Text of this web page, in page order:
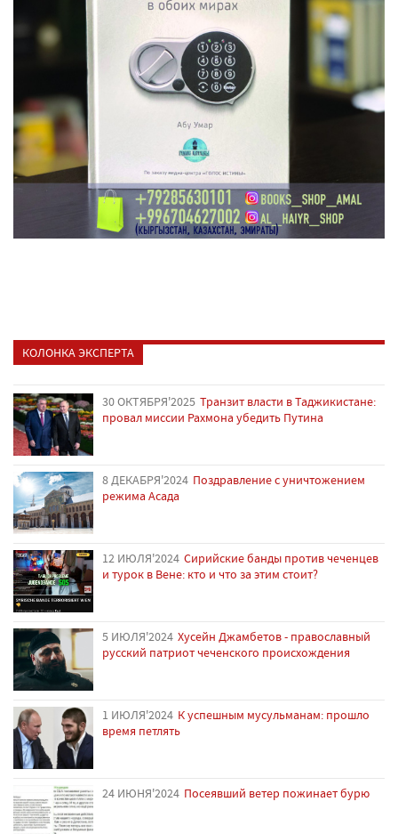
КОЛОНКА ЭКСПЕРТА
30 ОКТЯБРЯ'2025 Транзит власти в Таджикистане:
провал миссии Рахмона убедить Путина
8 ДЕКАБРЯ'2024 Поздравление с уничтожением
режима Асада
12 ИЮЛЯ'2024 Сирийские банды против чеченцев
и турок в Вене: кто и что за этим стоит?
5 ИЮЛЯ'2024 Хусейн Джамбетов - православный
русский патриот чеченского происхождения
1 ИЮЛЯ'2024 К успешным мусульманам: прошло
время петлять
24 ИЮНЯ'2024 Посеявший ветер пожинает бурю